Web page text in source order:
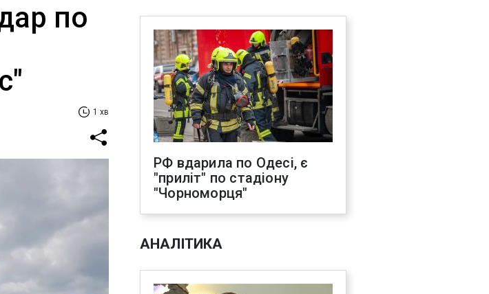
по
1 хв
РФ вдарила по Одесі, є
"приліт" по стадіону
"Чорноморця"
АНАЛІТИКА